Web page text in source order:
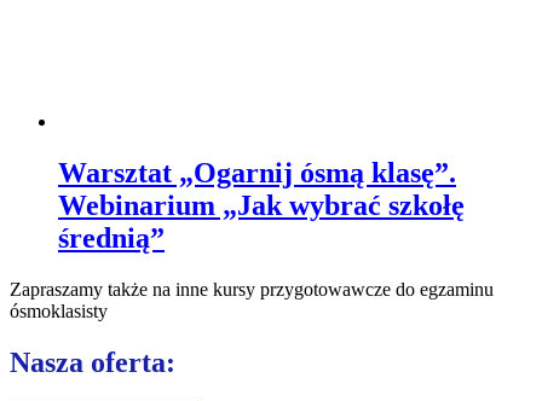
Warsztat „Ogarnij ósmą klasę”.
Webinarium „Jak wybrać szkołę
średnią”
Zapraszamy także na inne kursy przygotowawcze do egzaminu
ósmoklasisty
Nasza oferta: